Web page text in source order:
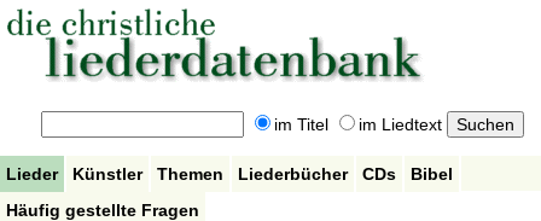
im Titel im Liedtext
Lieder Künstler Themen Liederbücher CDs
Bibel
Häufig gestellte Fragen